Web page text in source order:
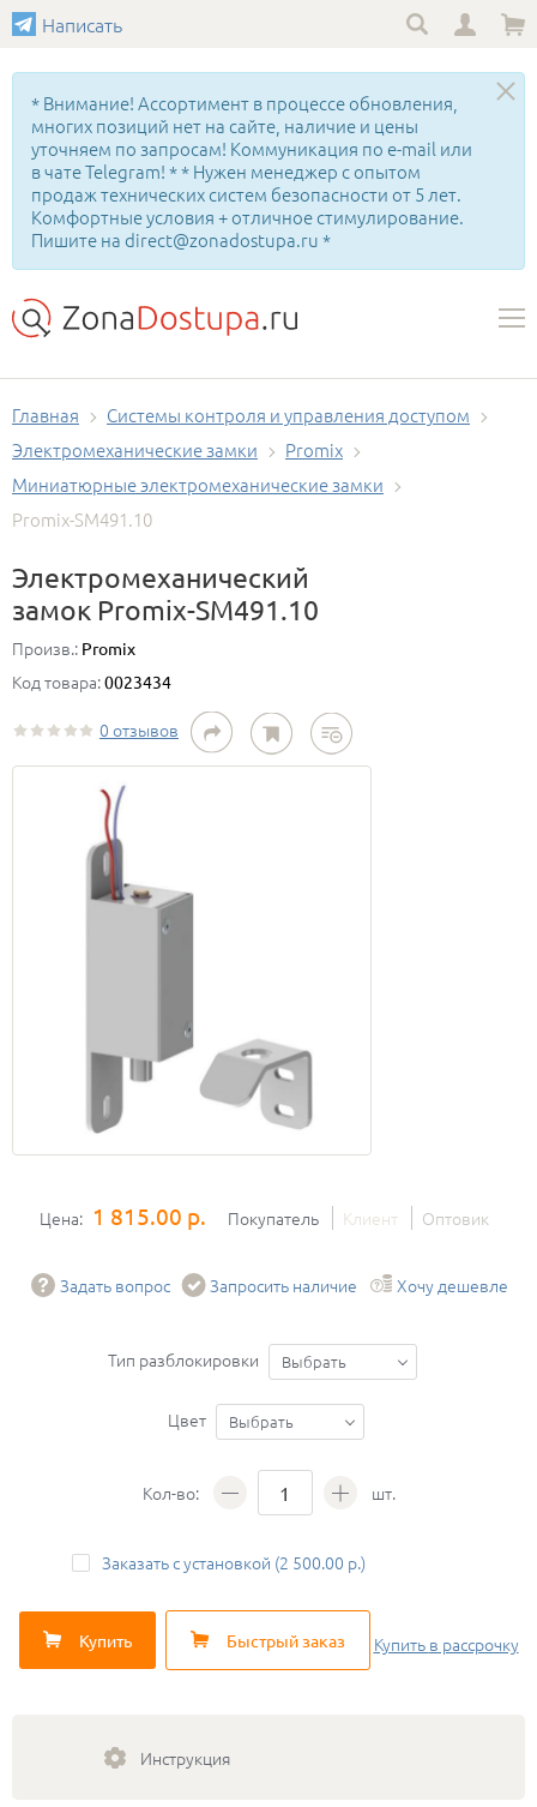
Написать
* Внимание! Ассортимент в процессе обновления,
многих позиций нет на сайте, наличие и цены
уточняем по запросам! Коммуникация по e-mail или
в чате Telegram! * * Нужен менеджер с опытом
продаж технических систем безопасности от 5 лет.
Комфортные условия + отличное стимулирование.
Пишите на direct@zonadostupa.ru *
Главная
Системы контроля и управления доступом
Электромеханические замки
Promix
Миниатюрные электромеханические замки
Promix-SM491.10
Электромеханический
замок Promix-SM491.10
Произв.: Promix
Код товара:0023434
0 отзывов
Цена: 1 815.00 р. Покупатель Клиент Оптовик
Задать вопрос Запросить наличие Хочу дешевле
Тип разблокировки Выбрать
Цвет Выбрать
Кол-во: шт.
Заказать с установкой (2 500.00 р.)
Купить Быстрый заказ Купить в рассрочку
Инструкция